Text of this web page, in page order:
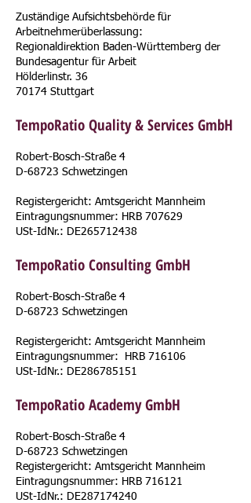
Zuständige Aufsichtsbehörde für
Arbeitnehmerüberlassung:
Regionaldirektion Baden-Württemberg der
Bundesagentur für Arbeit
Hölderlinstr. 36
70174 Stuttgart
TempoRatio Quality & Services GmbH
Robert-Bosch-Straße 4
D-68723 Schwetzingen
Registergericht: Amtsgericht Mannheim
Eintragungsnummer: HRB 707629
USt-IdNr.: DE265712438
TempoRatio Consulting GmbH
Robert-Bosch-Straße 4
D-68723 Schwetzingen
Registergericht: Amtsgericht Mannheim
Eintragungsnummer: HRB 716106
USt-IdNr.: DE286785151
TempoRatio Academy GmbH
Robert-Bosch-Straße 4
D-68723 Schwetzingen
Registergericht: Amtsgericht Mannheim
Eintragungsnummer: HRB 716121
USt-IdNr.: DE287174240